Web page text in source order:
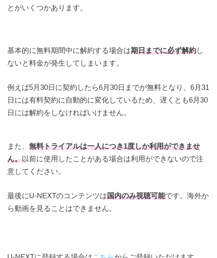
４Kの高画質にも対応
とがいくつかあります。
きを行うこと
海外からは視聴ができない
基本的に無料期間中に解約する場合は期日までに必ず解約し
ないと料金が発生してしまいます。
例えば5月30日に契約したら6月30日までが無料となり、6月31
日には有料契約に自動的に変化しているため、遅くとも6月30
日には解約をしなければいけません。
また、 無料トライアルは一人につき1度しか利用ができませ
ん。以前に使用したことがある場合は利用ができないので注
意してください。
最後にU-NEXTのコンテンツは国内のみ視聴可能です。海外か
ら動画を見ることはできません。